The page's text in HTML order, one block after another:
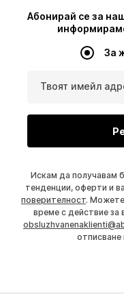
Абонирай се за
За
Твоят имейл
Искам да получавам
тенденции, оферти и
поверителност. Можете
време с действие за
отписване